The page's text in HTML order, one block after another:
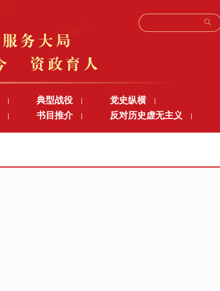
典型战役 党史纵横
书目推介 反对历史虚无主义